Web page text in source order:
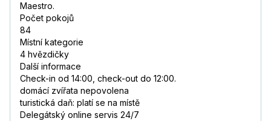
Maestro.
Počet pokojů
84
Místní kategorie
4 hvězdičky
Další informace
Check-in od 14:00, check-out do 12:00.
domácí zvířata nepovolena
turistická daň: platí se na místě
Delegátský online servis 24/7